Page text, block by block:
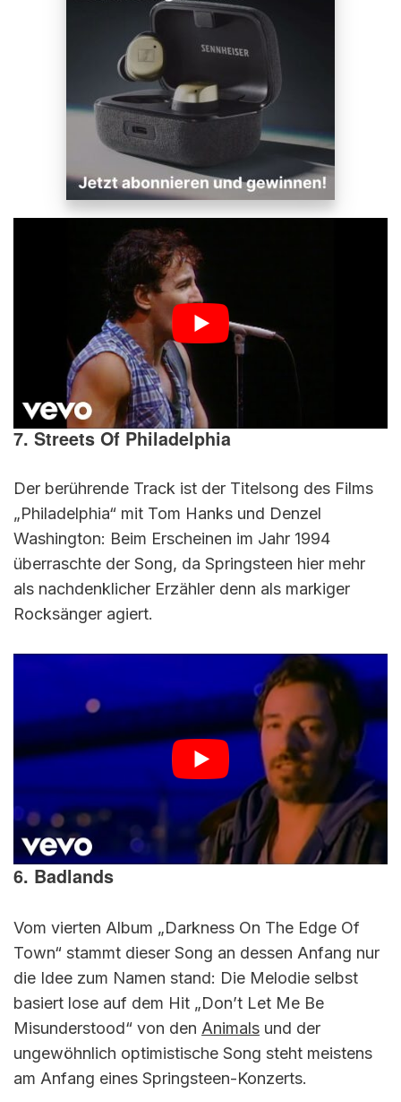
7. Streets Of Philadelphia
Der berührende Track ist der Titelsong des Films
„Philadelphia“ mit Tom Hanks und Denzel
Washington: Beim Erscheinen im Jahr 1994
überraschte der Song, da Springsteen hier mehr
als nachdenklicher Erzähler denn als markiger
Rocksänger agiert.
6. Badlands
Vom vierten Album „Darkness On The Edge Of
Town“ stammt dieser Song an dessen Anfang nur
die Idee zum Namen stand: Die Melodie selbst
basiert lose auf dem Hit „Don’t Let Me Be
Misunderstood“ von den Animals und der
ungewöhnlich optimistische Song steht meistens
am Anfang eines Springsteen-Konzerts.